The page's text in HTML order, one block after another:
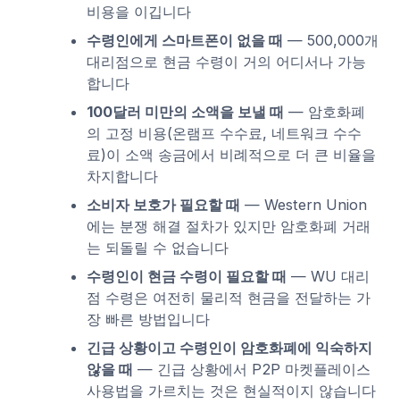
비용을 이깁니다
수령인에게 스마트폰이 없을 때 — 500,000개
대리점으로 현금 수령이 거의 어디서나 가능
합니다
100달러 미만의 소액을 보낼 때 — 암호화폐
의 고정 비용(온램프 수수료, 네트워크 수수
료)이 소액 송금에서 비례적으로 더 큰 비율을
차지합니다
소비자 보호가 필요할 때 — Western Union
에는 분쟁 해결 절차가 있지만 암호화폐 거래
는 되돌릴 수 없습니다
수령인이 현금 수령이 필요할 때 — WU 대리
점 수령은 여전히 물리적 현금을 전달하는 가
장 빠른 방법입니다
긴급 상황이고 수령인이 암호화폐에 익숙하지
않을 때 — 긴급 상황에서 P2P 마켓플레이스
사용법을 가르치는 것은 현실적이지 않습니다